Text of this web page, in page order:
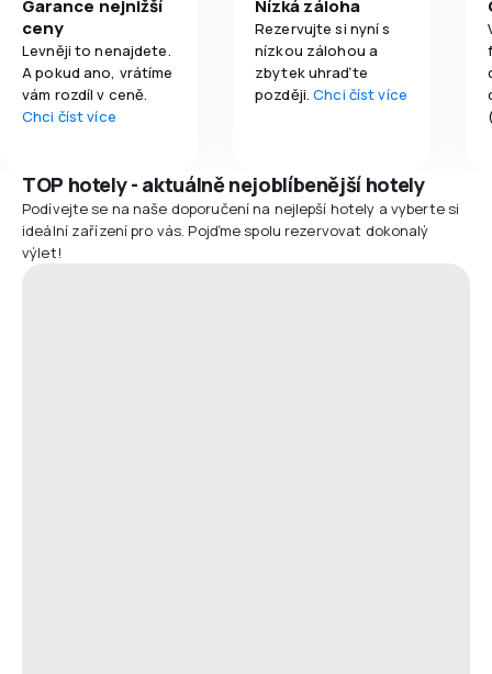
Garance nejnižší
ceny
Levněji to nenajdete.
A pokud ano, vrátíme
vám rozdíl v ceně.
Chci číst více
Nízká záloha
Rezervujte si nyní s
nízkou zálohou a
zbytek uhraďte
později.Chci číst více
TOP hotely - aktuálně nejoblíbenější hotely
Podívejte se na naše doporučení na nejlepší hotely a vyberte si
ideální zařízení pro vás. Pojďme spolu rezervovat dokonalý
výlet!